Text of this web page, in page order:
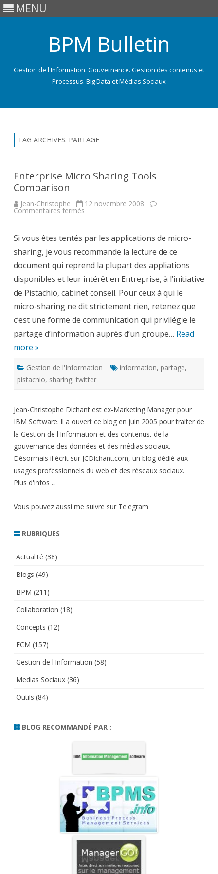
MENU
BPM Bulletin
Gestion de l'Information. Gouvernance. Gestion des contenus et
Processus. Big Data et Médias Sociaux
TAG ARCHIVES: PARTAGE
Enterprise Micro Sharing Tools
Comparison
Jean-Christophe 12 novembre 2008
Commentaires fermés
Tools
Comparison
Si vous êtes tentés par les applications de micro-
sharing, je vous recommande la lecture de ce
document qui reprend la plupart des appliations
disponibles et leur intérêt en Entreprise, à l’initiative
de Pistachio, cabinet conseil. Pour ceux à qui le
micro-sharing ne dit strictement rien, retenez que
c’est une forme de communication qui privilégie le
partage d’information auprès d’un groupe… Read
more »
Gestion de l'Information information, partage,
pistachio, sharing, twitter
Jean-Christophe Dichant est ex-Marketing Manager pour
IBM Software. ll a ouvert ce blog en juin 2005 pour traiter de
la Gestion de l'Information et des contenus, de la
gouvernance des données et des médias sociaux.
Désormais il écrit sur JCDichant.com, un blog dédié aux
usages professionnels du web et des réseaux sociaux.
Plus d'infos ...
Vous pouvez aussi me suivre sur Telegram
RUBRIQUES
Actualité (38)
Blogs (49)
BPM (211)
Collaboration (18)
Concepts (12)
ECM (157)
Gestion de l'Information (58)
Medias Sociaux (36)
Outils (84)
BLOG RECOMMANDÉ PAR :